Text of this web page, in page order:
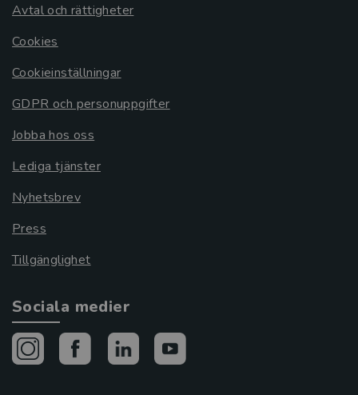
Avtal och rättigheter
Cookies
Cookieinställningar
GDPR och personuppgifter
Jobba hos oss
Lediga tjänster
Nyhetsbrev
Press
Tillgänglighet
Sociala medier